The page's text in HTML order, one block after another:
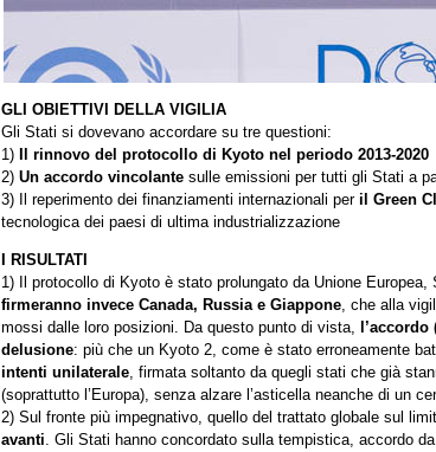
GLI OBIETTIVI DELLA VIGILIA
Gli Stati si dovevano accordare su tre questioni:
1)
Il rinnovo del protocollo di Kyoto nel periodo 2013-2020
2) Un accordo vincolante sulle emissioni per tutti gli Stati a
3) Il reperimento dei finanziamenti internazionali per il Green
tecnologica dei paesi di ultima industrializzazione
I RISULTATI
1) Il protocollo di Kyoto è stato prolungato da Unione
firmeranno invece Canada, Russia e Giappone, che alla
mossi dalle loro posizioni. Da questo punto di vista,
delusione: più che un Kyoto 2, come è stato erroneamente
intenti unilaterale, firmata soltanto da quegli stati che già
(soprattutto l’Europa), senza alzare l’asticella neanche di un
2) Sul fronte più impegnativo, quello del trattato globale sul
avanti. Gli Stati hanno concordato sulla tempistica, accordo